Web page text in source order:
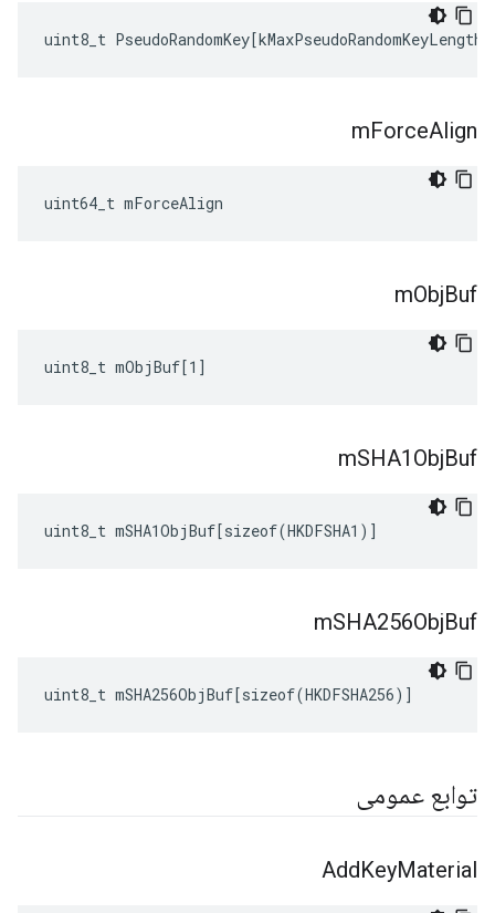
uint8_t PseudoRandomKey[kMaxPseudoRandomKeyLength
mForceAlign
uint64_t mForceAlign
mObjBuf
uint8_t mObjBuf[1]
mSHA1ObjBuf
uint8_t mSHA1ObjBuf[sizeof(HKDFSHA1)]
mSHA256ObjBuf
uint8_t mSHA256ObjBuf[sizeof(HKDFSHA256)]
توابع عمومی
AddKeyMaterial